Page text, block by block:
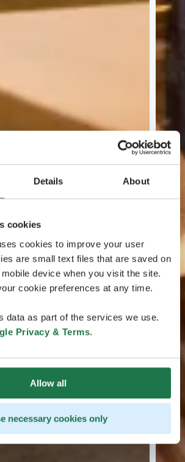
Details About
cookies
cookies to improve your user
are small text files that are saved on
device when you visit the site.
cookie preferences at any time.
data as part of the services we use.
Privacy & Terms.
Allow all
necessary cookies only